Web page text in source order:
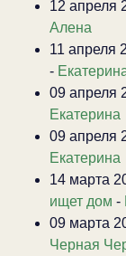
12 апреля
Алена
11 апреля
-
09 апреля
Екатерина
09 апреля
Екатерина
14 марта
ищет дом -
09 марта
Черная